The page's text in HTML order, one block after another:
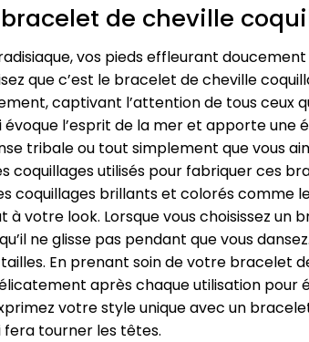
de cheville
vos pieds effleurant doucement
que c’est le bracelet de cheville
captivant l’attention de tous ceux
l’esprit de la mer et apporte une
tribale ou tout simplement que vous
coquillages utilisés pour fabriquer ces
coquillages brillants et colorés comme
votre look. Lorsque vous choisissez un
ne glisse pas pendant que vous
En prenant soin de votre bracelet
après chaque utilisation pour
votre style unique avec un
tourner les têtes.